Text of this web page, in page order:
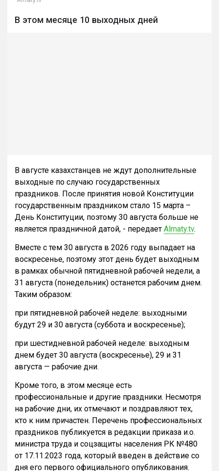
В этом месяце 10 выходных дней
В августе казахстанцев не ждут дополнительные
выходные по случаю государственных
праздников. После принятия новой Конституции
государственным праздником стало 15 марта –
День Конституции, поэтому 30 августа больше не
является праздничной датой, - передает Almaty.tv.
Вместе с тем 30 августа в 2026 году выпадает на
воскресенье, поэтому этот день будет выходным
в рамках обычной пятидневной рабочей недели, а
31 августа (понедельник) останется рабочим днем.
Таким образом:
при пятидневной рабочей неделе: выходными
будут 29 и 30 августа (суббота и воскресенье);
при шестидневной рабочей неделе: выходным
днем будет 30 августа (воскресенье), 29 и 31
августа — рабочие дни.
Кроме того, в этом месяце есть
профессиональные и другие праздники. Несмотря
на рабочие дни, их отмечают и поздравляют тех,
кто к ним причастен. Перечень профессиональных
праздников публикуется в редакции приказа и.о.
министра труда и соцзащиты населения РК №480
от 17.11.2023 года, который введен в действие со
дня его первого официального опубликования.